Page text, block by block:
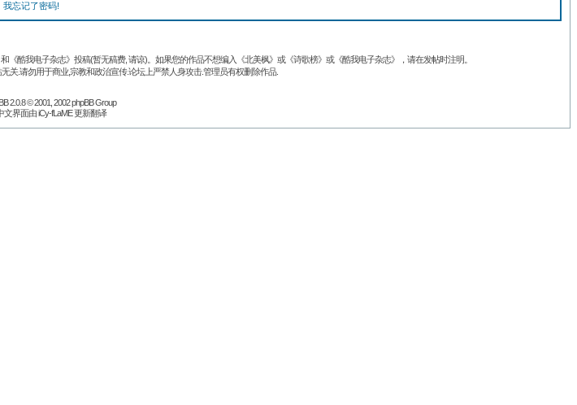
我忘记了密码!
酷我电子杂志》投稿(暂无稿费, 请谅)。如果您的作品不想编入《北美枫》或《诗歌榜》或《酷我电子杂志》，请在发帖时注明。
关.请勿用于商业,宗教和政治宣传.论坛上严禁人身攻击.管理员有权删除作品.
2.0.8 © 2001, 2002 phpBB Group
文界面由 iCy-fLaME 更新翻译